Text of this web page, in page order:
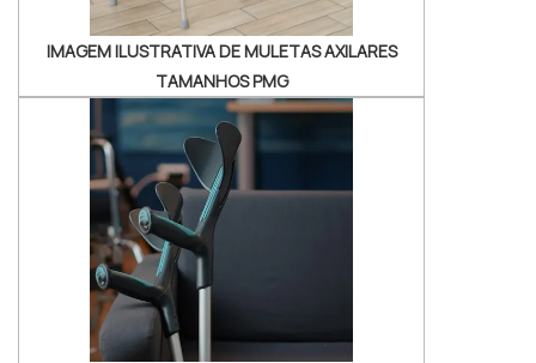
IMAGEM ILUSTRATIVA DE MULETAS AXILARES
TAMANHOS PMG